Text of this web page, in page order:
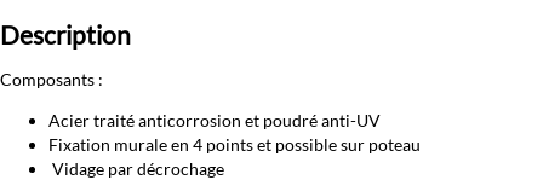
2L
Description
Composants :
Acier traité anticorrosion et poudré anti-UV
Fixation murale en 4 points et possible sur poteau
Vidage par décrochage